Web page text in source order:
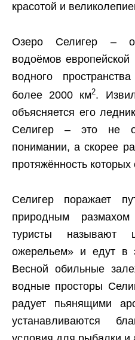
красотой и
Озеро Селигер –
водоёмов
водного
более 2000 км2.
объясняется его
Селигер – это не
понимании, а скорее
протяжённость которых
Селигер поражает
природным
туристы называют
ожерельем» и едут в
Весной обильные
водные просторы
радует пьянящими
устанавливаются